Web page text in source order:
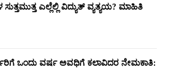
ಎಲ್ಲೆಲ್ಲಿ ವಿದ್ಯುತ್ ವ್ಯತ್ಯಯ? ಮಾಹಿತಿ
ಒಂದು ವರ್ಷ ಅವಧಿಗೆ ಕಲಾವಿದರ ನೇಮಕಾತಿ: